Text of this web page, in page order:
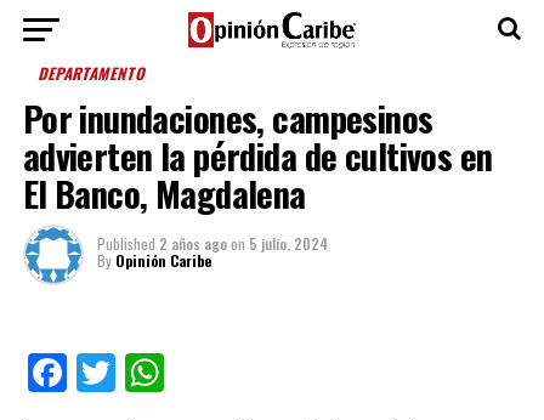
DEPARTAMENTO
Por inundaciones, campesinos
advierten la pérdida de cultivos en
El Banco, Magdalena
Published 2 años agoon 5 julio, 2024
By Opinión Caribe
Facebook
TwitterWhatsApp